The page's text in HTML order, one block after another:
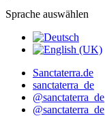
Sprache auswählen
Sanctaterra.de
sanctaterra_de
@sanctaterra_de
@sanctaterra_de